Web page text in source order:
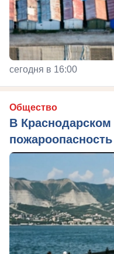
сегодня в 16:00
Общество
В